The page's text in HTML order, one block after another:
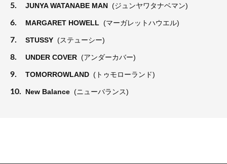
5. JUNYA WATANABE MAN (ジュンヤワタナベマン)
6. MARGARET HOWELL (マーガレットハウエル)
7. STUSSY (ステューシー)
8. UNDER COVER (アンダーカバー)
9. TOMORROWLAND (トゥモローランド)
10. New Balance (ニューバランス)